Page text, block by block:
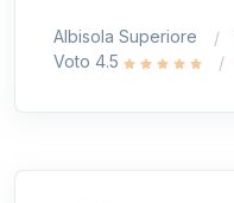
Albisola Superiore
Voto 4.5